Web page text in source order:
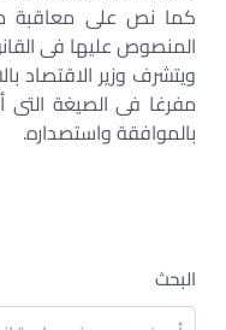
كما نص على معاقبة
المنصوص عليها فى القانون رقم
ويتشرف وزير الاقتصاد
مفرغا فى الصيغة
بالموافقة واستصداره.
البحث